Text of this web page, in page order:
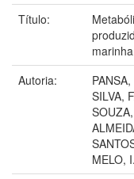
Título:
Autoria:
SILVA,
MELO,